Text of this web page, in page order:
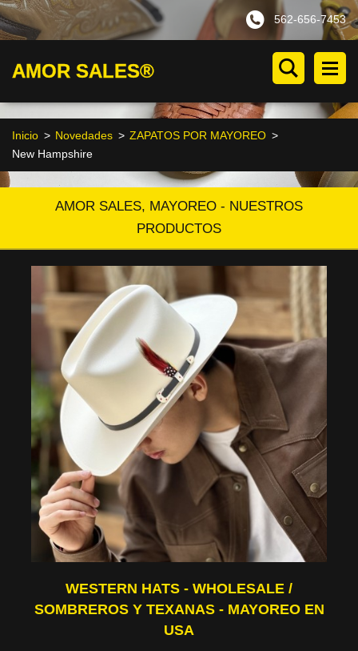
562-656-7453
AMOR SALES®
Inicio > Novedades > ZAPATOS POR MAYOREO >
New Hampshire
AMOR SALES, MAYOREO - NUESTROS
PRODUCTOS
WESTERN HATS - WHOLESALE /
SOMBREROS Y TEXANAS - MAYOREO EN
USA